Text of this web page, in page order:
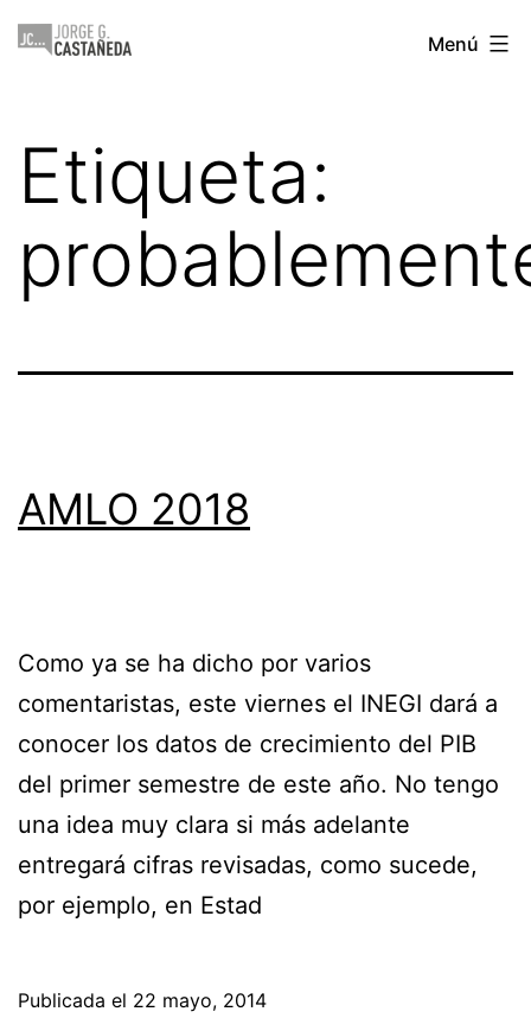
Saltar
Jorge
Menú
Etiqueta:
AMLO 2018
Como ya se ha dicho por varios
comentaristas, este viernes el INEGI dará a
conocer los datos de crecimiento del PIB
del primer semestre de este año. No tengo
una idea muy clara si más adelante
entregará cifras revisadas, como sucede,
por ejemplo, en Estad
Publicada el 22 mayo, 2014